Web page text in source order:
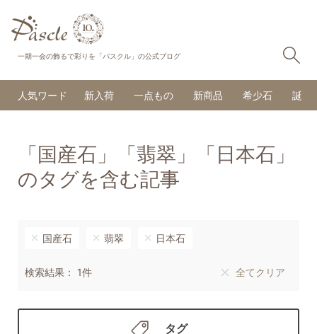
一期一会の飾るで彩りを「パスクル」の公式ブログ
人気ワード 新入荷 一点もの 新商品 希少石 誕生
「国産石」「翡翠」「日本石」
のタグを含む記事
国産石 翡翠 日本石
検索結果： 1件 全てクリア
タグ